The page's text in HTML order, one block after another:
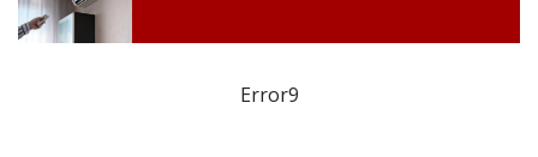
Error9